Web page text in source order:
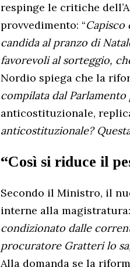
respinge le critiche
provvedimento: “Capisco
candida al pranzo di
favorevoli al sorteggio,
Nordio spiega che la
compilata dal
anticostituzionale,
anticostituzionale?
“Così si riduce il
Secondo il Ministro, il
interne alla magistratura:
condizionato dalle
procuratore Gratteri lo
Alla domanda se la